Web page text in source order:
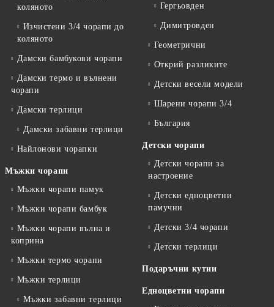
коляното
Изчистени 3/4 чорапи до
коляното
Дамски бамбукови чорапи
Дамски термо и вълнени
чорапи
Дамски терлици
Дамски забавни терлици
Найлонови чорапки
Мъжки чорапи
Мъжки чорапи памук
Мъжки чорапи бамбук
Мъжки чорапи вълна и
коприна
Мъжки термо чорапи
Мъжки терлици
Мъжки забавни терлици
Гергьовден
Димитровден
Геометрични
Открий разликите
Детски весели модели
Шарени чорапи 3/4
България
Детски чорапи
Детски чорапи за
настроение
Детски едноцветни
памучни
Детски 3/4 чорапи
Детски терлици
Подаръчни кутии
Едноцветни чорапи